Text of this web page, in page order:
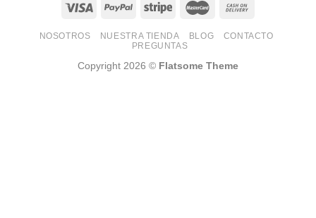
NOSOTROS NUESTRA TIENDA BLOG
CONTACTO
PREGUNTAS
Copyright 2026 © Flatsome Theme